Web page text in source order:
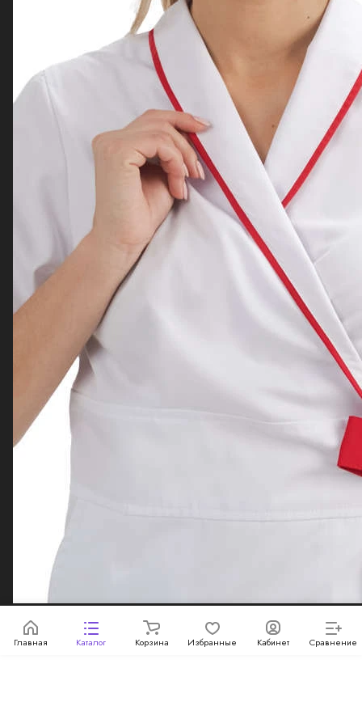
Помощь
Карта сайта
+7 800 551 30 67
sale@textiloptom.ru
offer@textiloptom.ru
г. Москва ул. Васильцовский стан д.5 к.1
© 2026 Комплексное оснащение гостиниц под ключ в
Москве - все для отелей.
Зарегистрированная торговая марка "BeeTex" - Товарный
знак № 782083
Данный интернет-сайт, а также вся информация о товарах
и ценах, предоставленная на нём, носит исключительно
информационный характер и ни при каких условиях не
положениями Статьи 437 Гражданского кодекса
Российской Федерации.
Конфиденциальность
Главная Каталог Корзина Избранные Кабинет Сравнение